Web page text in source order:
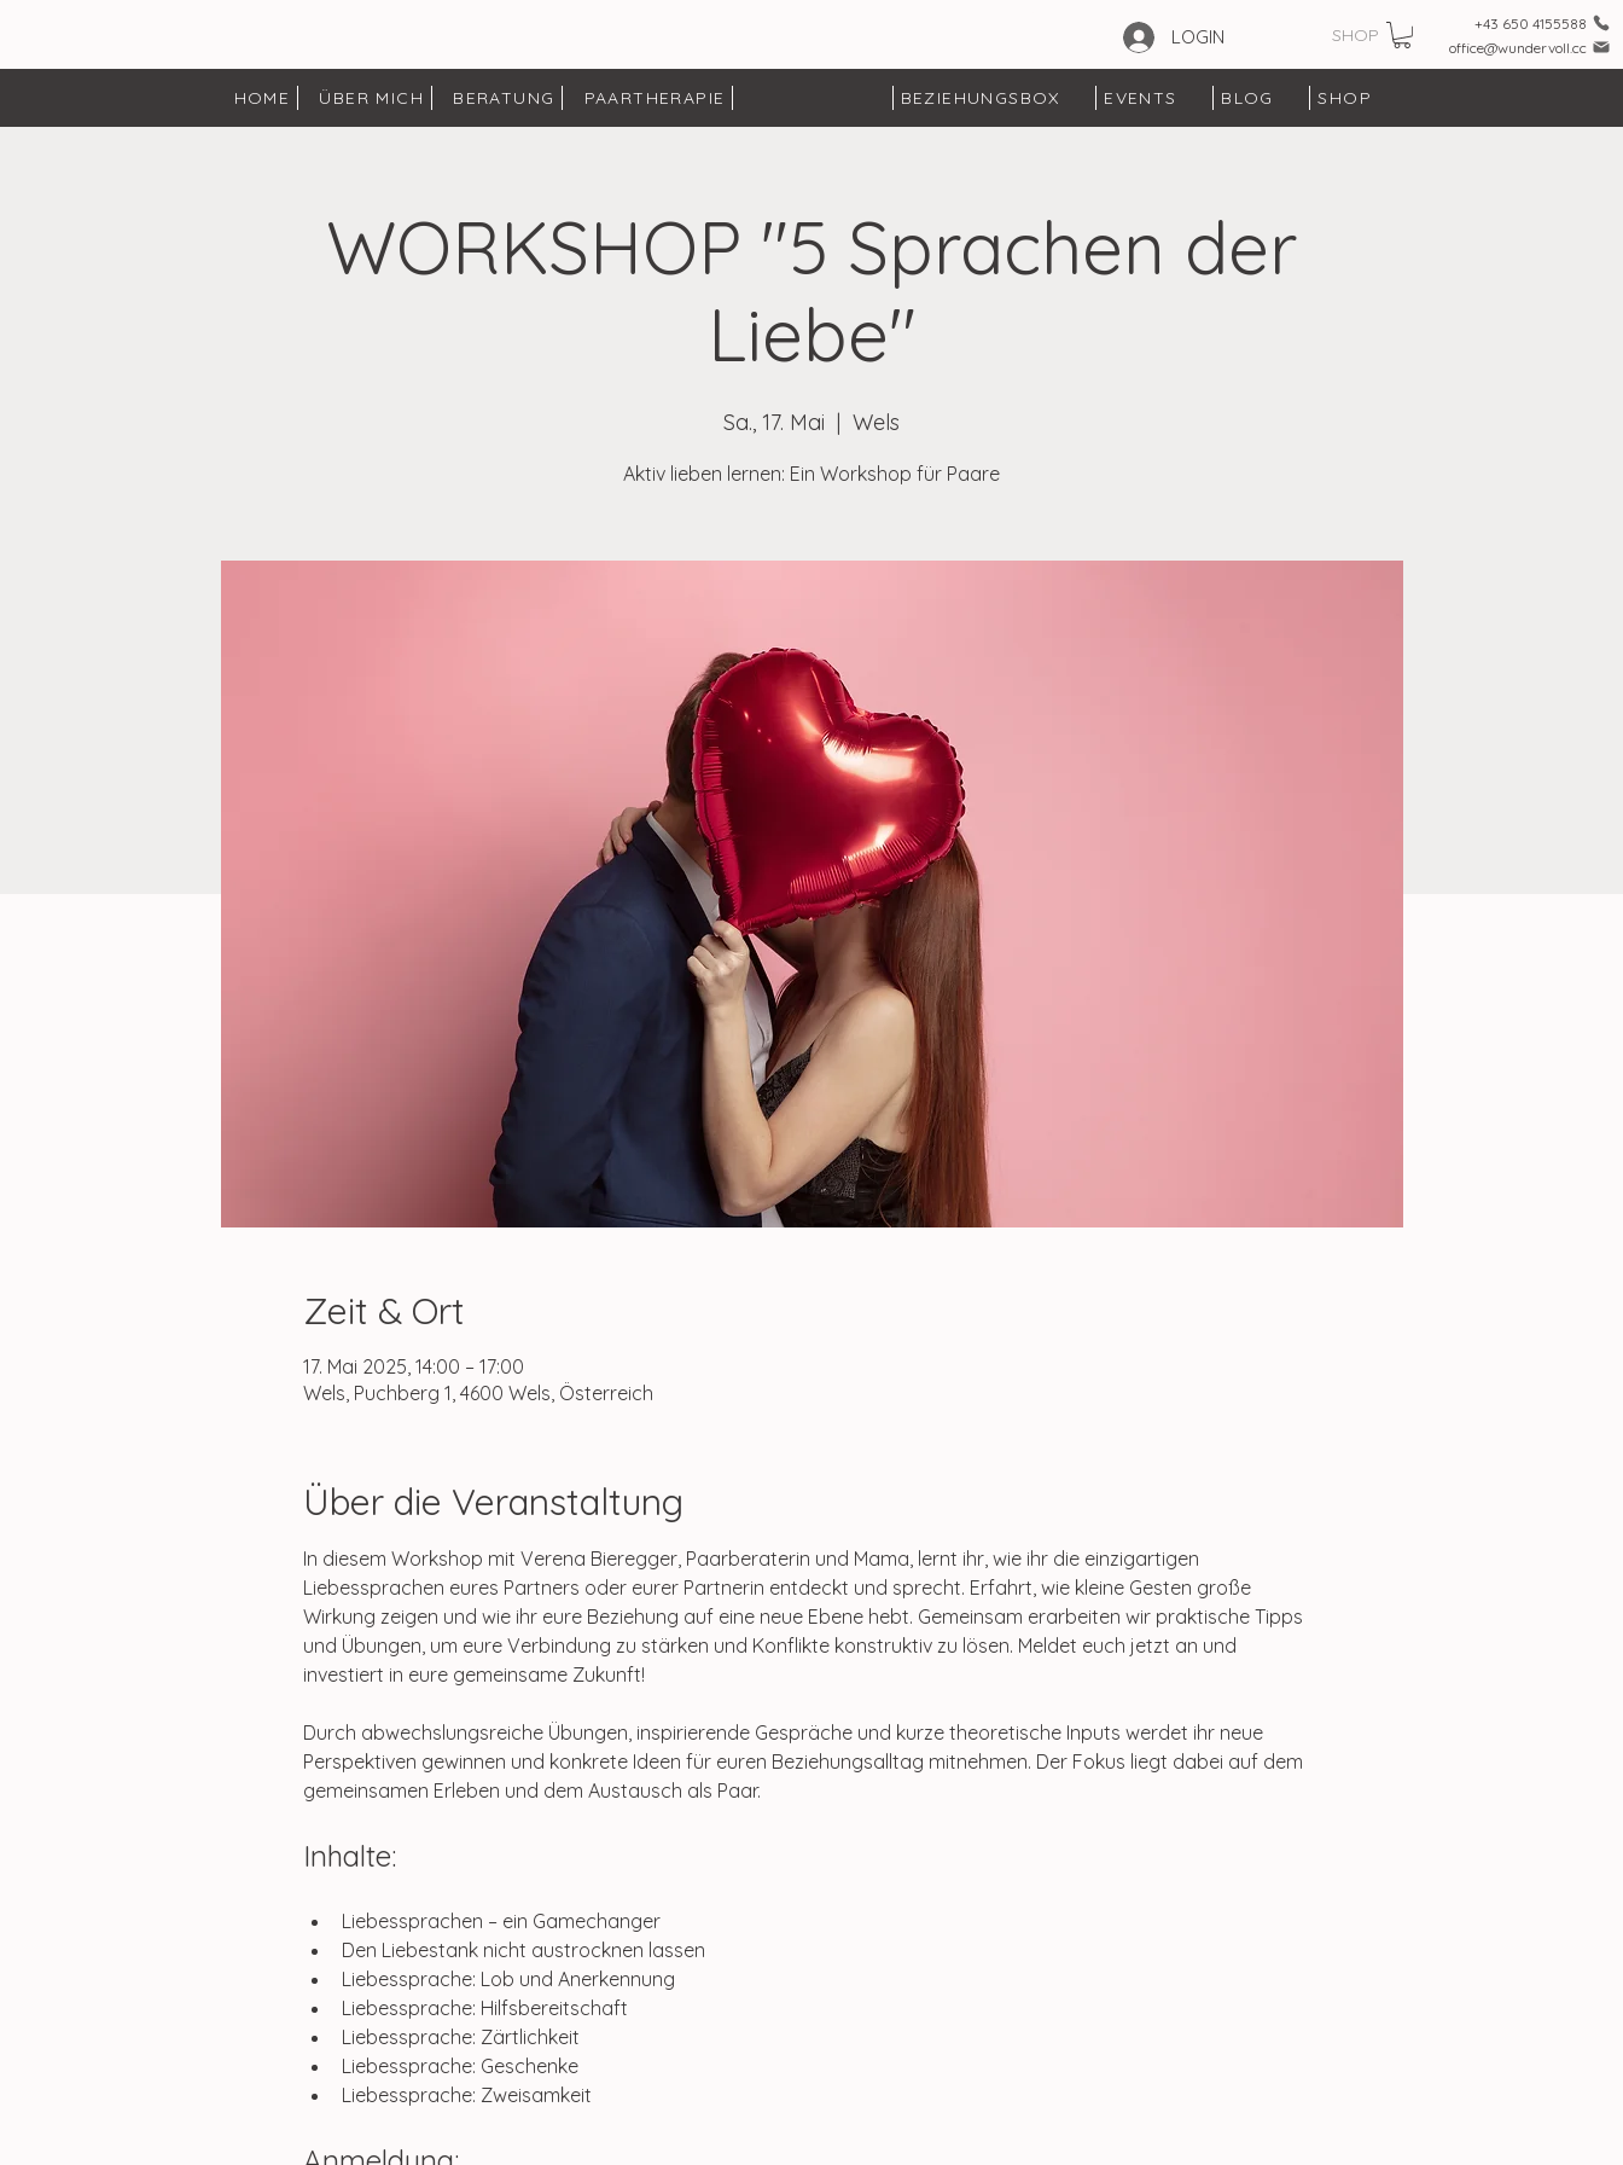
HOME ÜBER MICH BERATUNG PAARTHERAPIE BEZIEHUNGSBOX EVENTS BLOG SHOP
LOGIN SHOP
+43 650 4155588
office@wundervoll.cc
WORKSHOP "5 Sprachen der
Liebe"
Sa., 17. Mai
  |
Wels
Aktiv lieben lernen: Ein Workshop für Paare
Zeit & Ort
17. Mai 2025, 14:00 – 17:00
Wels, Puchberg 1, 4600 Wels, Österreich
Über die Veranstaltung
In diesem Workshop mit Verena Bieregger, Paarberaterin und Mama, lernt ihr, wie ihr die einzigartigen
Liebessprachen eures Partners oder eurer Partnerin entdeckt und sprecht. Erfahrt, wie kleine Gesten große
Wirkung zeigen und wie ihr eure Beziehung auf eine neue Ebene hebt. Gemeinsam erarbeiten wir praktische Tipps
und Übungen, um eure Verbindung zu stärken und Konflikte konstruktiv zu lösen. Meldet euch jetzt an und
investiert in eure gemeinsame Zukunft!
Durch abwechslungsreiche Übungen, inspirierende Gespräche und kurze theoretische Inputs werdet ihr neue
Perspektiven gewinnen und konkrete Ideen für euren Beziehungsalltag mitnehmen. Der Fokus liegt dabei auf dem
gemeinsamen Erleben und dem Austausch als Paar.
Inhalte:
Liebessprachen – ein Gamechanger
Den Liebestank nicht austrocknen lassen
Liebessprache: Lob und Anerkennung
Liebessprache: Hilfsbereitschaft
Liebessprache: Zärtlichkeit
Liebessprache: Geschenke
Liebessprache: Zweisamkeit